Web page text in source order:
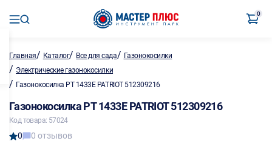
0
Главная/ Каталог/ Все для сада/ Газонокосилки
/ Электрические газонокосилки
/ Газонокосилка PT 1433E PATRIOT 512309216
Газонокосилка PT 1433E PATRIOT 512309216
Код товара: 57024
0 0 отзывов